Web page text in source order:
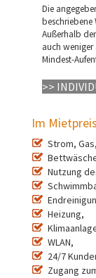
Die
Außerhalb
auch weniger
Mindest-
>>
Im
Strom,
Nutzung
Heizung,
WLAN,
24/7
Zugang